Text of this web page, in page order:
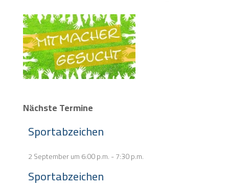
Nächste Termine
Sportabzeichen
2 September um 6:00 p.m.-7:30 p.m.
Sportabzeichen